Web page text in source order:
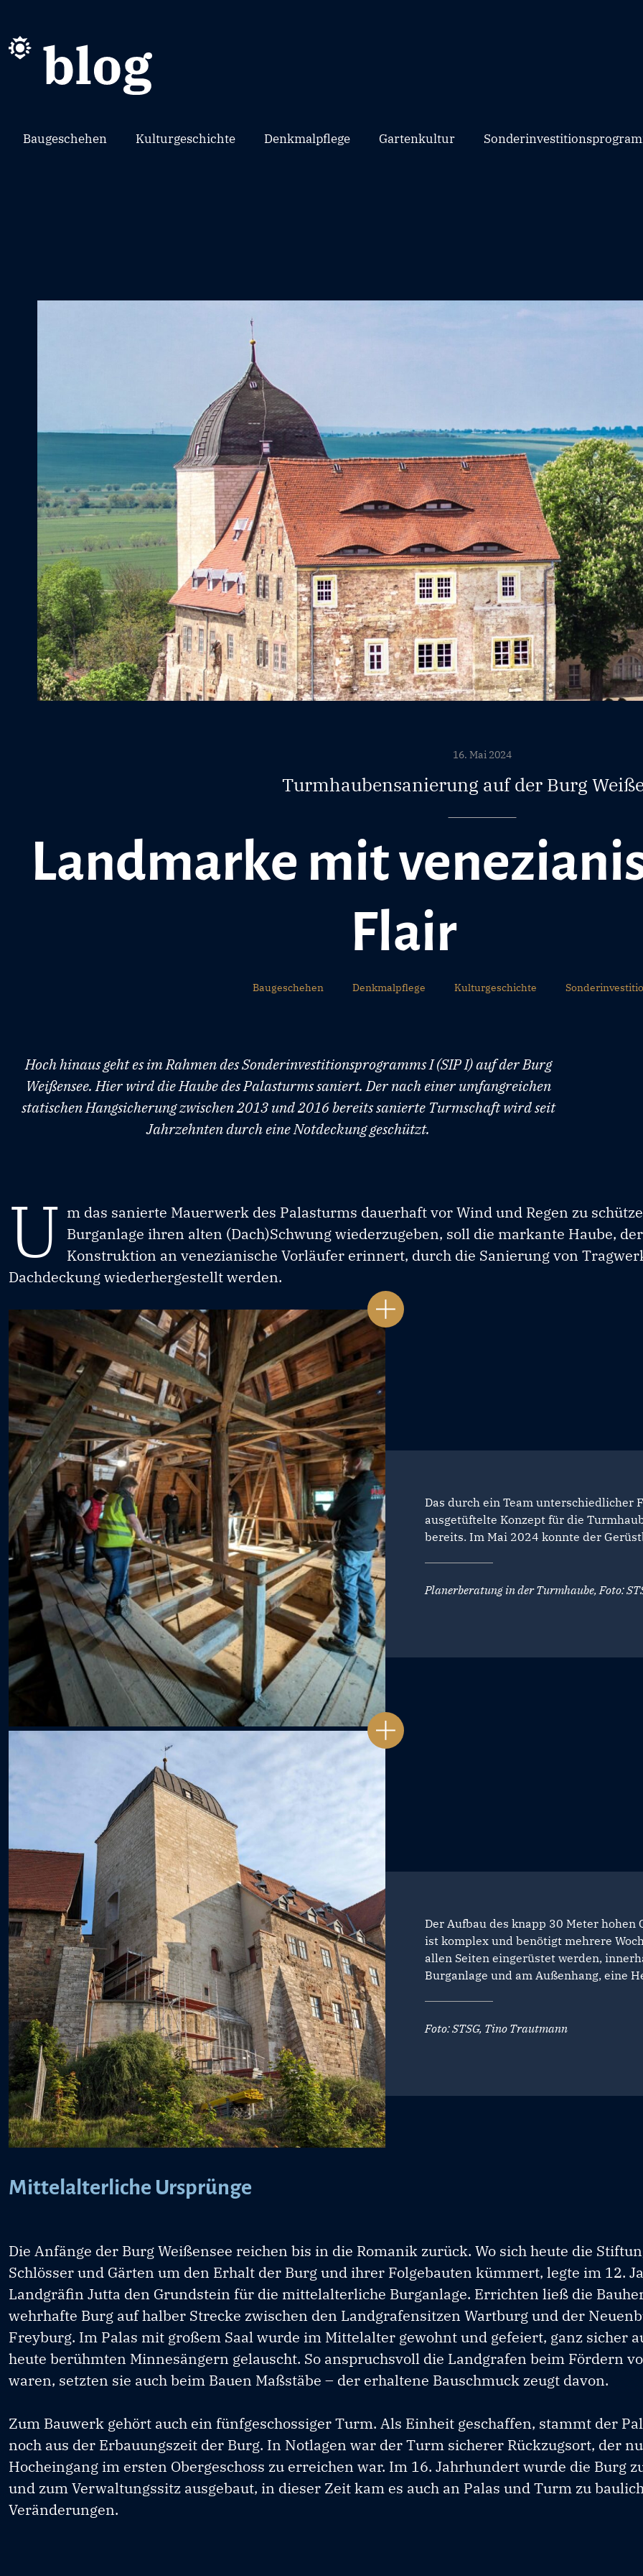
Baugeschehen Kulturgeschichte Denkmalpflege Gartenkultur
16. Mai 2024
Turmhaubensanierung auf der Burg
Landmarke mit
Flair
Baugeschehen Denkmalpflege Kulturgeschichte
Hoch hinaus geht es im Rahmen des Sonderinvestitionsprogramms I (SIP I) auf der Burg
Weißensee. Hier wird die Haube des Palasturms saniert. Der nach einer umfangreichen
statischen Hangsicherung zwischen 2013 und 2016 bereits sanierte Turmschaft wird seit
Jahrzehnten durch eine Notdeckung geschützt.
U m das sanierte Mauerwerk des Palasturms dauerhaft vor Wind und Regen zu
Burganlage ihren alten (Dach)Schwung wiederzugeben, soll die markante Haube,
Konstruktion an venezianische Vorläufer erinnert, durch die Sanierung von
Dachdeckung wiederhergestellt werden.
Das durch ein Team unterschiedlicher
ausgetüftelte Konzept für die
bereits. Im Mai 2024 konnte der
Planerberatung in der Turmhaube, Foto:
Der Aufbau des knapp 30 Meter hohen
ist komplex und benötigt mehrere
allen Seiten eingerüstet werden,
Burganlage und am Außenhang, eine
Foto: STSG, Tino Trautmann
Mittelalterliche Ursprünge
Die Anfänge der Burg Weißensee reichen bis in die Romanik zurück. Wo sich heute die
Schlösser und Gärten um den Erhalt der Burg und ihrer Folgebauten kümmert, legte im 12.
Landgräfin Jutta den Grundstein für die mittelalterliche Burganlage. Errichten ließ die
wehrhafte Burg auf halber Strecke zwischen den Landgrafensitzen Wartburg und der
Freyburg. Im Palas mit großem Saal wurde im Mittelalter gewohnt und gefeiert, ganz sicher
heute berühmten Minnesängern gelauscht. So anspruchsvoll die Landgrafen beim Fördern
waren, setzten sie auch beim Bauen Maßstäbe – der erhaltene Bauschmuck zeugt davon.
Zum Bauwerk gehört auch ein fünfgeschossiger Turm. Als Einheit geschaffen, stammt der
noch aus der Erbauungszeit der Burg. In Notlagen war der Turm sicherer Rückzugsort, der
Hocheingang im ersten Obergeschoss zu erreichen war. Im 16. Jahrhundert wurde die Burg
und zum Verwaltungssitz ausgebaut, in dieser Zeit kam es auch an Palas und Turm zu
Veränderungen.